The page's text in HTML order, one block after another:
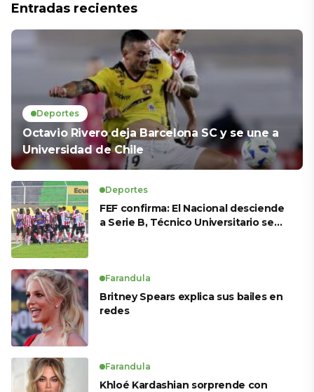
Entradas recientes
Deportes
Octavio Rivero deja Barcelona SC y se une a
Universidad de Chile
Deportes
FEF confirma: El Nacional desciende
a Serie B, Técnico Universitario se
Farandula
Britney Spears explica sus bailes en
redes
Farandula
Khloé Kardashian sorprende con